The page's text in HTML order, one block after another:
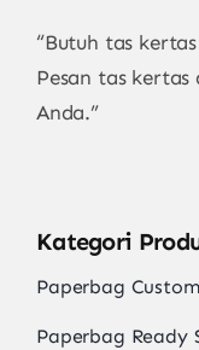
“Butuh tas
Pesan tas kertas
Anda.”
Kategori
Paperbag Custom
Paperbag Ready